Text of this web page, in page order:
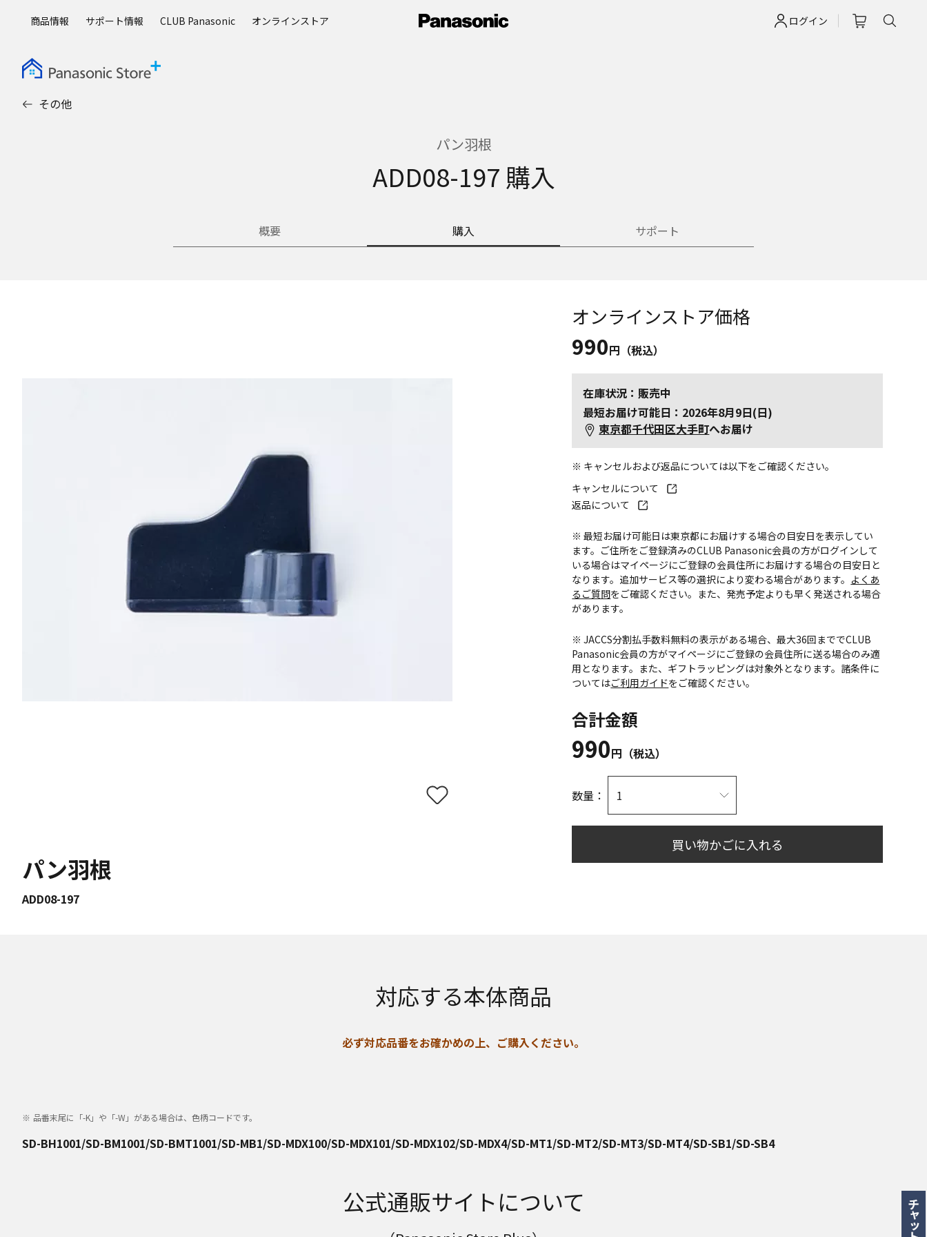
ログイン
商品情報 サポート情報 CLUB Panasonic オンラインストア
その他
パン羽根
ADD08-197 購入
概要 購入 サポート
パン羽根
ADD08-197
オンラインストア価格
990円（税込）
在庫状況：販売中
最短お届け可能日：2026年8月9日(日)
東京都千代田区大手町へお届け
※ キャンセルおよび返品については以下をご確認ください。
キャンセルについて
返品について
※ 最短お届け可能日は東京都にお届けする場合の目安日を表示してい
ます。ご住所をご登録済みのCLUB Panasonic会員の方がログインして
いる場合はマイページにご登録の会員住所にお届けする場合の目安日と
なります。追加サービス等の選択により変わる場合があります。 よくあ
るご質問をご確認ください。また、発売予定よりも早く発送される場合
があります。
※ JACCS分割払手数料無料の表示がある場合、最大36回まででCLUB
Panasonic会員の方がマイページにご登録の会員住所に送る場合のみ適
用となります。また、ギフトラッピングは対象外となります。諸条件に
ついてはご利用ガイドをご確認ください。
合計金額
990円（税込）
数量：
買い物かごに入れる
対応する本体商品
必ず対応品番をお確かめの上、ご購入ください。
品番末尾に「-K」や「-W」がある場合は、色柄コードです。
SD-BH1001/SD-BM1001/SD-BMT1001/SD-MB1/SD-MDX100/SD-MDX101/SD-MDX102/SD-MDX4/SD-MT1/SD-MT2/SD-MT3/SD-MT4/SD-SB1/SD-SB4
公式通販サイトについて